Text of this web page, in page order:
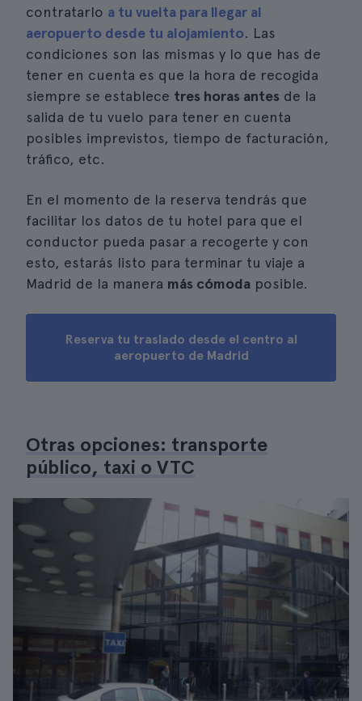
contratarlo a tu vuelta para llegar al
aeropuerto desde tu alojamiento. Las
condiciones son las mismas y lo que has de
tener en cuenta es que la hora de recogida
siempre se establece tres horas antes de la
salida de tu vuelo para tener en cuenta
posibles imprevistos, tiempo de facturación,
tráfico, etc.
En el momento de la reserva tendrás que
facilitar los datos de tu hotel para que el
conductor pueda pasar a recogerte y con
esto, estarás listo para terminar tu viaje a
Madrid de la manera más cómoda posible.
Reserva tu traslado desde el centro al
aeropuerto de Madrid
Otras opciones: transporte
público, taxi o VTC